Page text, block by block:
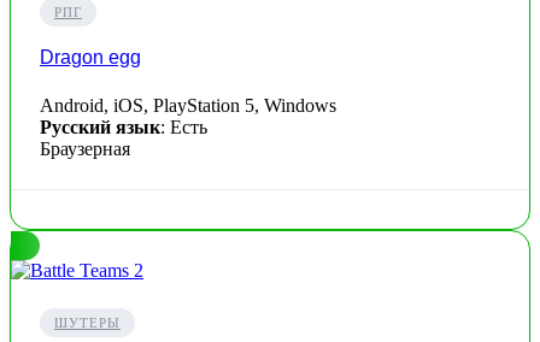
РПГ
Dragon egg
Android, iOS, PlayStation 5, Windows
Русский язык: Есть
Браузерная
ШУТЕРЫ